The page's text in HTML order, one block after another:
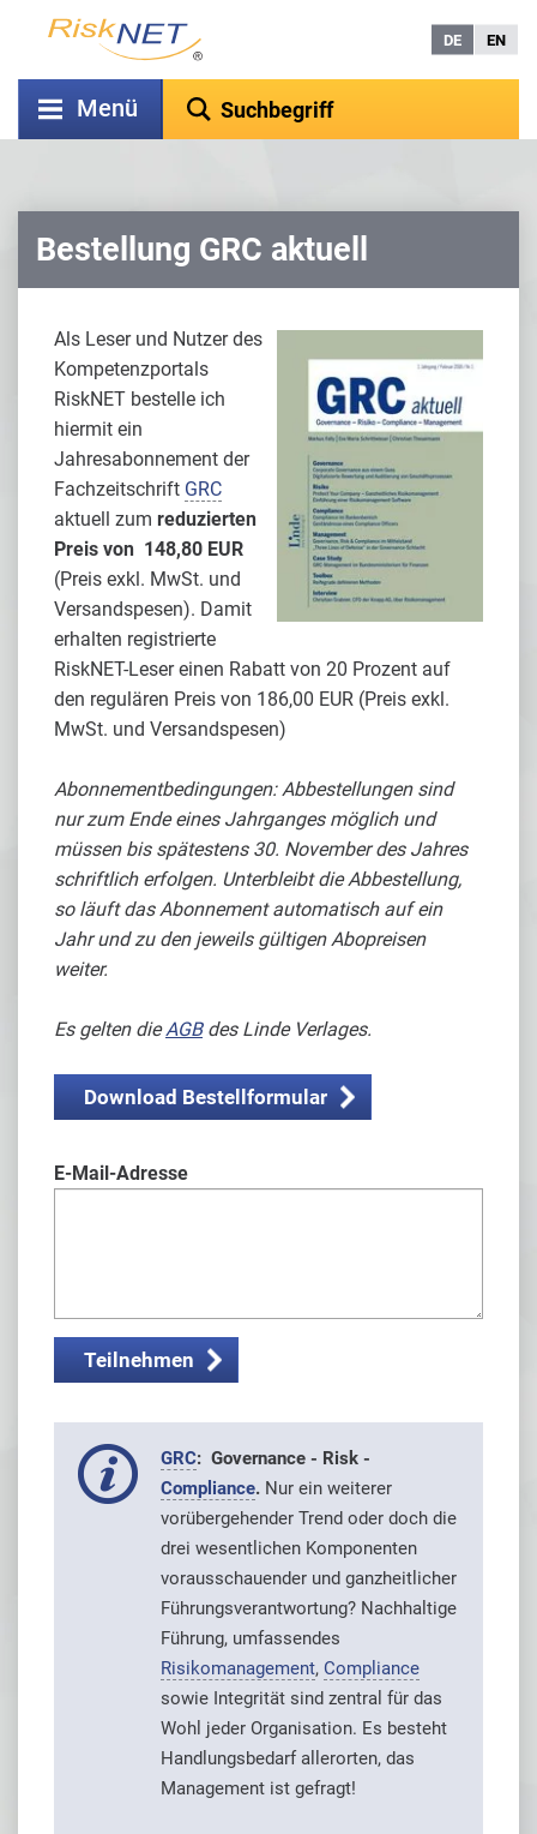
DE EN
Menü
Bestellung GRC aktuell
Als Leser und Nutzer des
Kompetenzportals
RiskNET bestelle ich
hiermit ein
Jahresabonnement der
Fachzeitschrift GRC
aktuell zum reduzierten
Preis von 148,80 EUR
(Preis exkl. MwSt. und
Versandspesen). Damit
erhalten registrierte
RiskNET-Leser einen Rabatt von 20 Prozent auf
den regulären Preis von 186,00 EUR (Preis exkl.
MwSt. und Versandspesen)
Abonnementbedingungen: Abbestellungen sind
nur zum Ende eines Jahrganges möglich und
müssen bis spätestens 30. November des Jahres
schriftlich erfolgen. Unterbleibt die Abbestellung,
so läuft das Abonnement automatisch auf ein
Jahr und zu den jeweils gültigen Abopreisen
weiter.
Es gelten dieAGBdes Linde Verlages.
Download Bestellformular
E-Mail-Adresse
GRC: Governance - Risk -
Compliance. Nur ein weiterer
vorübergehender Trend oder doch die
drei wesentlichen Komponenten
vorausschauender und ganzheitlicher
Führungsverantwortung? Nachhaltige
Führung, umfassendes
Risikomanagement, Compliance
sowie Integrität sind zentral für das
Wohl jeder Organisation. Es besteht
Handlungsbedarf allerorten, das
Management ist gefragt!